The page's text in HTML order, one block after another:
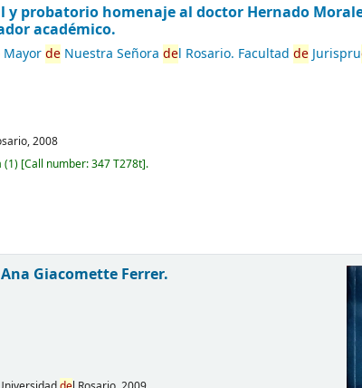
y probatorio homenaje al doctor Hernado
académico.
Mayorde Nuestra Señoradel Rosario. Facultadde Jurispru
2008
(1) Call number:347 T278t .
Ana Giacomette Ferrer.